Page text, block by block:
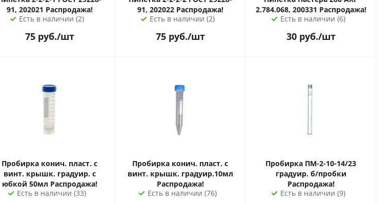
91, 202021 Распродажа!
Есть в наличии (2)
75руб./шт
91, 202022 Распродажа!
Есть в наличии (2)
75руб./шт
2.784.068, 200331 Распродажа!
Есть в наличии (6)
30руб./шт
Пробирка конич. пласт. с
винт. крышк. градуир. с
юбкой 50мл Распродажа!
Есть в наличии (33)
Пробирка конич. пласт. с
винт. крышк. градуир.10мл
Распродажа!
Есть в наличии (76)
Пробирка ПМ-2-10-14/23
градуир. б/пробки
Распродажа!
Есть в наличии (9)